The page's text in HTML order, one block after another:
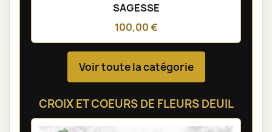
SAGESSE
100,00 €
Voir toute la catégorie
CROIX ET COEURS DE FLEURS DEUIL